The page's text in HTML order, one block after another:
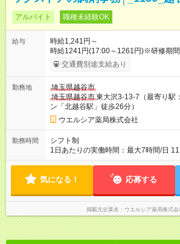
アルバイト 職種未経験OK
給与
時給1,241円～
時給1241円(17:00～1261円)※研修期
よる更新判定あり 社内試験合格後、時
り （大学生は＋20円） 試用期間あり：入社日から3ヶ月間／本
間の長さ：3ヶ月 雇用形態、給与は本採
交通費別途支給あり
勤務地
埼玉県越谷市
埼玉県越谷市東大沢3-13-7（最寄り駅
ン「北越谷駅」徒歩26分）
ウエルシア薬局株式会社
勤務時間
シフト制
1日あたりの実働時間：最大7時間/日
時間の勤務 ☆週5日の勤務 ※シフトの
気になる！ 応募する
掲載元企業名 ウエルシア薬局株式会